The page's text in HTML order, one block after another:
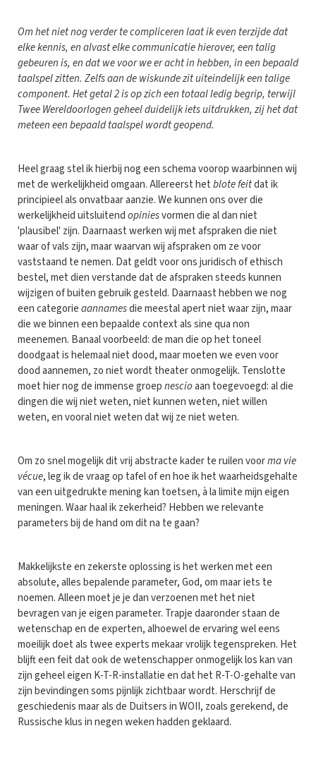
Om het niet nog verder te compliceren laat ik even terzijde dat
elke kennis, en alvast elke communicatie hierover, een talig
gebeuren is, en dat we voor we er acht in hebben, in een bepaald
taalspel zitten. Zelfs aan de wiskunde zit uiteindelijk een talige
component. Het getal 2 is op zich een totaal ledig begrip, terwijl
Twee Wereldoorlogen geheel duidelijk iets uitdrukken, zij het dat
meteen een bepaald taalspel wordt geopend.
Heel graag stel ik hierbij nog een schema voorop waarbinnen wij
met de werkelijkheid omgaan. Allereerst hetblote feitdat ik
principieel als onvatbaar aanzie. We kunnen ons over die
werkelijkheid uitsluitendopiniesvormen die al dan niet
'plausibel' zijn. Daarnaast werken wij met afspraken die niet
waar of vals zijn, maar waarvan wij afspraken om ze voor
vaststaand te nemen. Dat geldt voor ons juridisch of ethisch
bestel, met dien verstande dat de afspraken steeds kunnen
wijzigen of buiten gebruik gesteld. Daarnaast hebben we nog
een categorieaannamesdie meestal apert niet waar zijn, maar
die we binnen een bepaalde context als sine qua non
meenemen. Banaal voorbeeld: de man die op het toneel
doodgaat is helemaal niet dood, maar moeten we even voor
dood aannemen, zo niet wordt theater onmogelijk. Tenslotte
moet hier nog de immense groepnescioaan toegevoegd: al die
dingen die wij niet weten, niet kunnen weten, niet willen
weten, en vooral niet weten dat wij ze niet weten.
Om zo snel mogelijk dit vrij abstracte kader te ruilen voorma vie
vécue, leg ik de vraag op tafel of en hoe ik het waarheidsgehalte
van een uitgedrukte mening kan toetsen, à la limite mijn eigen
meningen. Waar haal ik zekerheid? Hebben we relevante
parameters bij de hand om dit na te gaan?
Makkelijkste en zekerste oplossing is het werken met een
absolute, alles bepalende parameter, God, om maar iets te
noemen. Alleen moet je je dan verzoenen met het niet
bevragen van je eigen parameter. Trapje daaronder staan de
wetenschap en de experten, alhoewel de ervaring wel eens
moeilijk doet als twee experts mekaar vrolijk tegenspreken. Het
blijft een feit dat ook de wetenschapper onmogelijk los kan van
zijn geheel eigen K-T-R-installatie en dat het R-T-O-gehalte van
zijn bevindingen soms pijnlijk zichtbaar wordt. Herschrijf de
geschiedenis maar als de Duitsers in WOII, zoals gerekend, de
Russische klus in negen weken hadden geklaard.